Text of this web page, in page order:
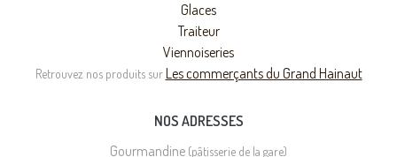
Glaces
Traiteur
Viennoiseries
Retrouvez nos produits surLes commerçants du Grand Hainaut
NOS ADRESSES
Gourmandine (pâtisserie de la gare)